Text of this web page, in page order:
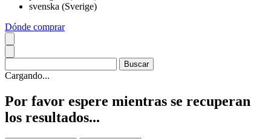
svenska (Sverige)
Dónde comprar
Cargando...
Por favor espere mientras se recuperan
los resultados...